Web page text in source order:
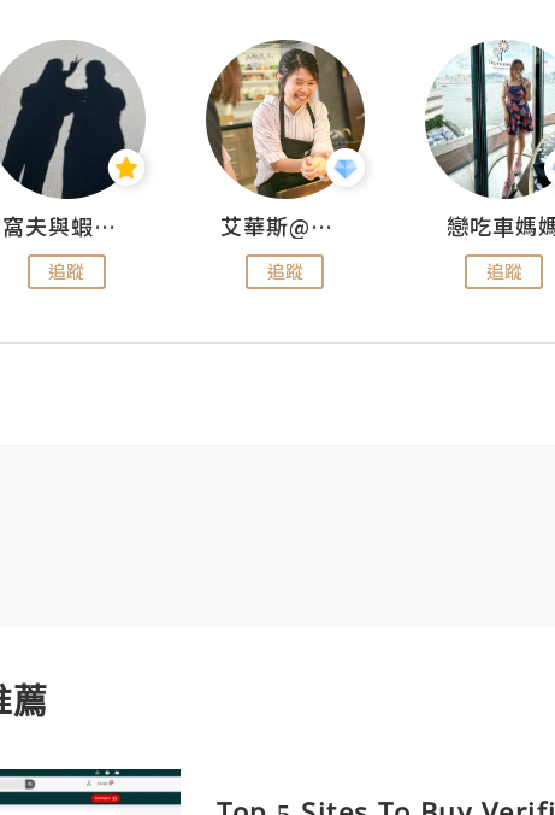
窩夫與蝦子餅
追蹤
艾華斯@鄭大小姐工房
追蹤
戀吃車媽
追蹤
薦